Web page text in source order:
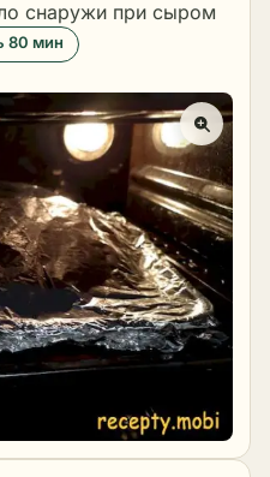
снаружи при сыром
80 мин